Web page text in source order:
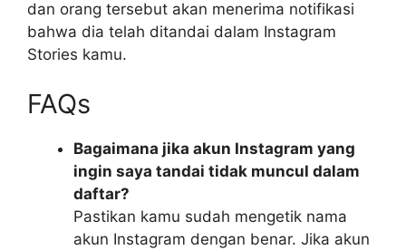
dan orang tersebut akan menerima notifikasi
bahwa dia telah ditandai dalam Instagram
Stories kamu.
FAQs
Bagaimana jika akun Instagram yang
ingin saya tandai tidak muncul dalam
daftar?
Pastikan kamu sudah mengetik nama
akun Instagram dengan benar. Jika akun